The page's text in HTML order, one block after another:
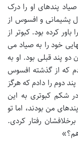
پندهای او را درک
پشیمانی و افسوس از
کرده بود. کبوتر از
خود را به صیاد می
پند قبلی بود. او به
که از گذشته افسوس
دوم را دادم که هرگز
شکم کبوتری به این
من بودند، اما تو
رفتار کردی.